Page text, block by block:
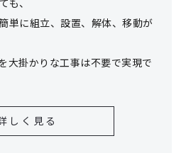
も、
単に組立、設置、解体、移動が
大掛かりな工事は不要で実現で
しく見る